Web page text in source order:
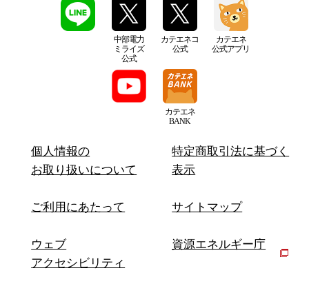
中部電力
ミライズ
公式
カテエネコ
公式
カテエネ
公式アプリ
カテエネ
BANK
個人情報の
お取り扱いについて
特定商取引法に基づく
表示
ご利用にあたって サイトマップ
ウェブ
アクセシビリティ
資源エネルギー庁